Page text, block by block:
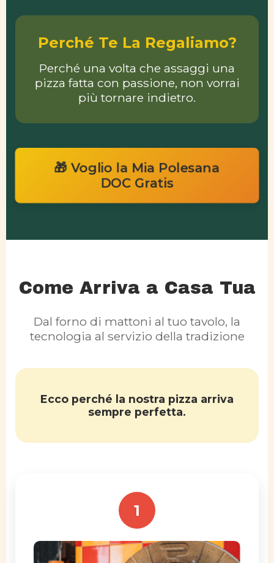
Perché Te La Regaliamo?
Perché una volta che assaggi una
pizza fatta con passione, non vorrai
più tornare indietro.
🎁 Voglio la Mia Polesana
DOC Gratis
Come Arriva a Casa Tua
Dal forno di mattoni al tuo tavolo, la
tecnologia al servizio della tradizione
Ecco perché la nostra pizza arriva
sempre perfetta.
1